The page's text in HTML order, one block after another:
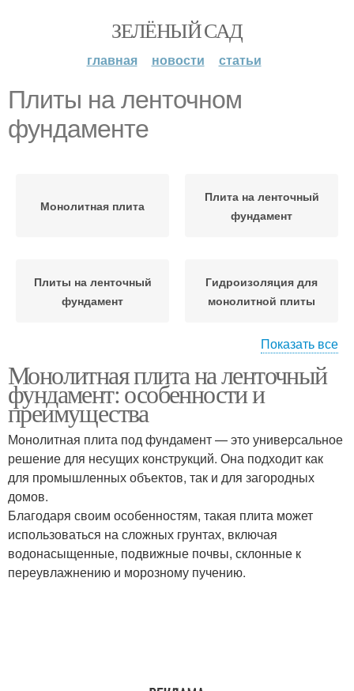
ЗЕЛЁНЫЙ САД
главная новости статьи
Плиты на ленточном
фундаменте
Монолитная плита
Плита на ленточный
фундамент
Плиты на ленточный
фундамент
Гидроизоляция для
монолитной плиты
Ленточный фундамент
Работы для плитного
фундамента
Разница между
монолитной плитой
Плита на ленточном
фундаменте
Бетон в монолитной
плите
Показать все
Монолитная плита на ленточный
фундамент: особенности и
преимущества
Монолитная плита под фундамент — это универсальное
решение для несущих конструкций. Она подходит как
для промышленных объектов, так и для загородных
домов.
Благодаря своим особенностям, такая плита может
использоваться на сложных грунтах, включая
водонасыщенные, подвижные почвы, склонные к
переувлажнению и морозному пучению.